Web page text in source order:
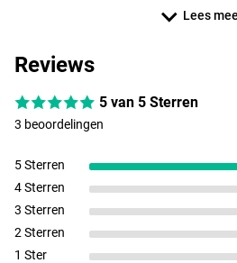
Lees
Reviews
5 van 5 Sterren
3 beoordelingen
5 Sterren
4 Sterren
3 Sterren
2 Sterren
1 Ster